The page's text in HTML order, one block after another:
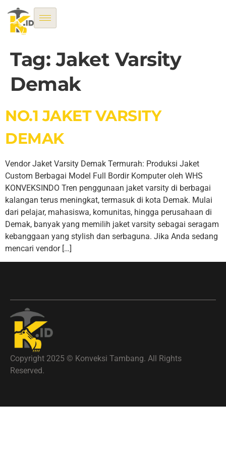
Tag:Jaket Varsity
Demak
NO.1 JAKET VARSITY
DEMAK
Vendor Jaket Varsity Demak Termurah: Produksi Jaket
Custom Berbagai Model Full Bordir Komputer oleh WHS
KONVEKSINDO Tren penggunaan jaket varsity di berbagai
kalangan terus meningkat, termasuk di kota Demak. Mulai
dari pelajar, mahasiswa, komunitas, hingga perusahaan di
Demak, banyak yang memilih jaket varsity sebagai seragam
kebanggaan yang stylish dan serbaguna. Jika Anda sedang
mencari vendor […]
Copyright 2025 © Konveksi Tambang. All Rights
Reserved.